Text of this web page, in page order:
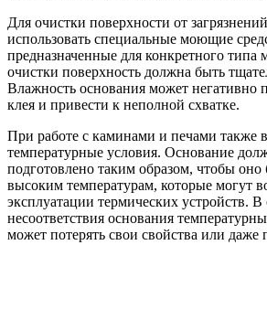
Для очистки поверхности от
использовать специальные моющие
предназначенные для конкретного типа
очистки поверхность должна быть
Влажность основания может негативно
клея и привести к неполной схватке.
При работе с каминами и печами также
температурные условия. Основание
подготовлено таким образом, чтобы
высоким температурам, которые могут
эксплуатации термических устройств. В
несоответствия основания
может потерять свои свойства или даже